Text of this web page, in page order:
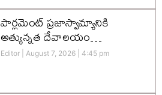
పార్లమెంట్ ప్రజాస్వామ్యానికి
అత్యున్నత దేవాలయం…
Editor August 7, 2026 4:45 pm